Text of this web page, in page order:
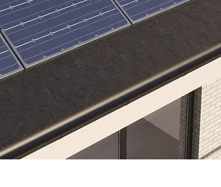
leverantörer och erbjuder
pålitliga produkter.
Vi installerar solceller och
batteri på följande orter under
alla årstider: Luleå, Piteå,
Boden, Älvsbyn, Haparanda,
Kalix, Övertorneå, Pajala,
Gällivare, Kiruna, Jokkmokk,
Arvidsjaur, Arjeplog, Överkalix.